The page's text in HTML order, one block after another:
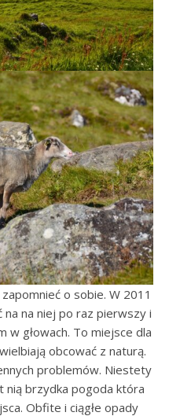
o sobie. W 2011
na niej po raz pierwszy i
w głowach. To miejsce dla
obcować z naturą.
problemów. Niestety
nią brzydka pogoda która
Obfite i ciągłe opady